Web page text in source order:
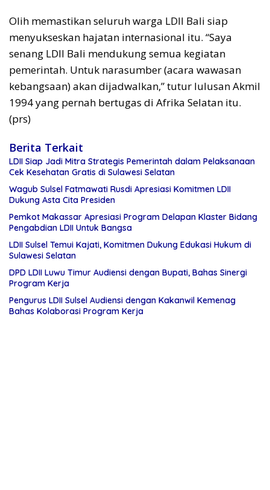
Olih memastikan seluruh warga LDII Bali siap
menyukseskan hajatan internasional itu. “Saya
senang LDII Bali mendukung semua kegiatan
pemerintah. Untuk narasumber (acara wawasan
kebangsaan) akan dijadwalkan,” tutur lulusan Akmil
1994 yang pernah bertugas di Afrika Selatan itu.
(prs)
Berita Terkait
LDII Siap Jadi Mitra Strategis Pemerintah dalam Pelaksanaan
Cek Kesehatan Gratis di Sulawesi Selatan
Wagub Sulsel Fatmawati Rusdi Apresiasi Komitmen LDII
Dukung Asta Cita Presiden
Pemkot Makassar Apresiasi Program Delapan Klaster Bidang
Pengabdian LDII Untuk Bangsa
LDII Sulsel Temui Kajati, Komitmen Dukung Edukasi Hukum di
Sulawesi Selatan
DPD LDII Luwu Timur Audiensi dengan Bupati, Bahas Sinergi
Program Kerja
Pengurus LDII Sulsel Audiensi dengan Kakanwil Kemenag
Bahas Kolaborasi Program Kerja